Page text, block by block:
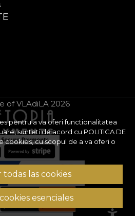
pentru a va oferi functionalitatea
sunteti de acord cu POLITICA DE
cookies, cu scopul de a va oferi o
las cookies
esenciales
of VLAdiLA 2026